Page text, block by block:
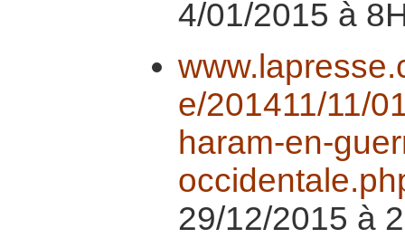
4/01/2015 à
e/201411/11/
haram-en-
29/12/2015 à